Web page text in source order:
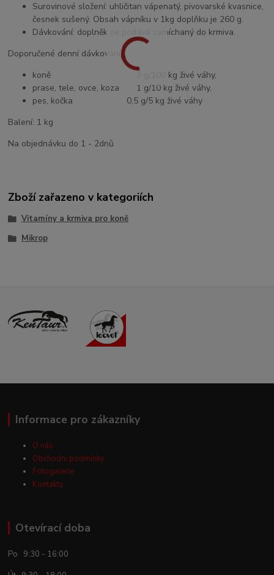
Surovinové složení: uhličitan vápenatý, pivovarské kvasnice,
česnek sušený. Obsah vápníku v 1kg doplňku je 260 g.
Dávkování: doplněk se podává zamíchaný do krmiva.
Doporučené denní dávkování:
koně 3 g/100 kg živé váhy,
prase, tele, ovce, koza 1 g/10 kg živé váhy,
pes, kočka 0,5 g/5 kg živé váhy
Balení: 1 kg
Na objednávku do 1 - 2dnů
Zboží zařazeno v kategoriích
Vitamíny a krmiva pro koně
Mikrop
Informace pro zákazníky
O nás
Obchodní podmínky
Fotogalerie
Kontakty
Otevírací doba
Po 9:30 - 16:00